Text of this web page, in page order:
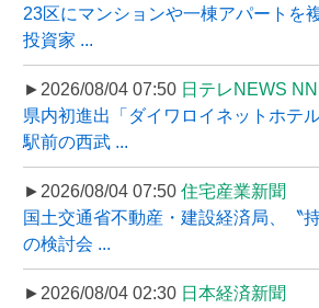
23区にマンションや一棟アパートを
投資家 ...
►2026/08/04 07:50 日テレNEWS
県内初進出「ダイワロイネットホテ
駅前の西武 ...
►2026/08/04 07:50 住宅産業新聞
国土交通省不動産・建設経済局、〝
の検討会 ...
►2026/08/04 02:30 日本経済新聞